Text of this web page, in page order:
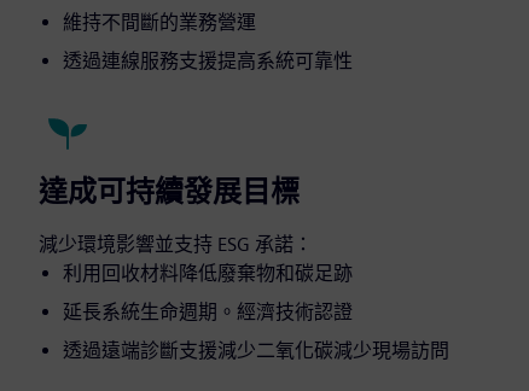
維持不間斷的業務營運
透過連線服務支援提高系統可靠性
達成可持續發展目標
減少環境影響並支持 ESG 承諾：
利用回收材料降低廢棄物和碳足跡
延長系統生命週期。經濟技術認證
透過遠端診斷支援減少二氧化碳減少現場訪問